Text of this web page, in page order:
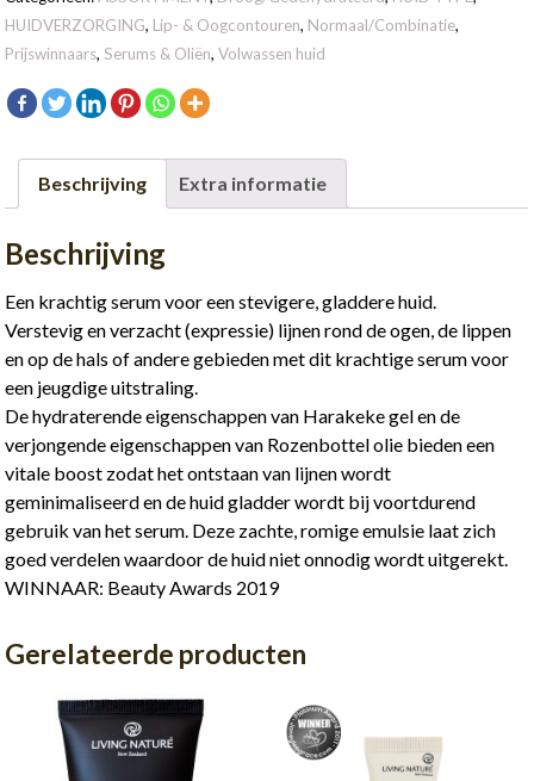
HUIDVERZORGING, Lip- & Oogcontouren, Normaal/Combinatie,
Prijswinnaars,Serums & Oliën,Volwassen huid
Beschrijving Extra informatie
Beschrijving
Een krachtig serum voor een stevigere, gladdere huid.
Verstevig en verzacht (expressie) lijnen rond de ogen, de lippen
en op de hals of andere gebieden met dit krachtige serum voor
een jeugdige uitstraling.
De hydraterende eigenschappen van Harakeke gel en de
verjongende eigenschappen van Rozenbottel olie bieden een
vitale boost zodat het ontstaan van lijnen wordt
geminimaliseerd en de huid gladder wordt bij voortdurend
gebruik van het serum. Deze zachte, romige emulsie laat zich
goed verdelen waardoor de huid niet onnodig wordt uitgerekt.
WINNAAR: Beauty Awards 2019
Gerelateerde producten